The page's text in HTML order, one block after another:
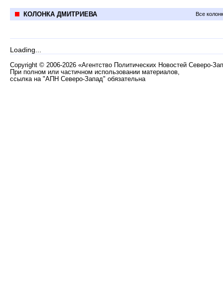
КОЛОНКА ДМИТРИЕВА Все
Loading...
Copyright © 2006-2026 «Агентство Политических Новостей Северо-
При полном или частичном использовании материалов,
ссылка на "АПН Северо-Запад" обязательна